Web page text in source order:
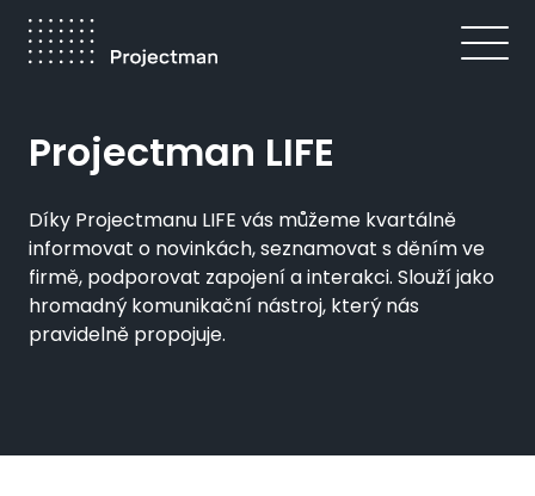
Přejít
hlavnímu
Drobečková
navigace
Projectman LIFE
Díky Projectmanu LIFE vás můžeme kvartálně
informovat o novinkách, seznamovat s děním ve
firmě, podporovat zapojení a interakci. Slouží jako
hromadný komunikační nástroj, který nás
pravidelně propojuje.